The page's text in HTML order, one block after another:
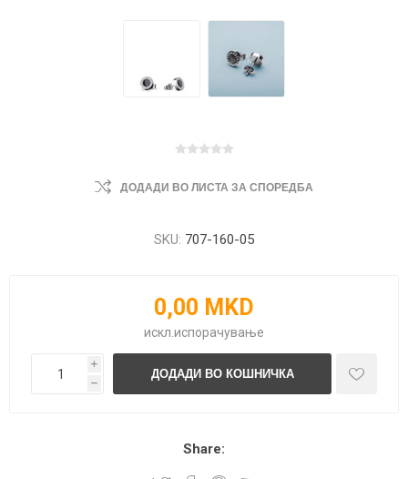
ДОДАДИ ВО ЛИСТА ЗА СПОРЕДБА
SKU: 707-160-05
0,00 MKD
искл. испорачување
i
h
Share: